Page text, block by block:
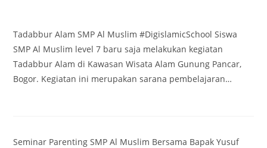
Tadabbur Alam SMP Al Muslim #DigislamicSchool Siswa
SMP Al Muslim level 7 baru saja melakukan kegiatan
Tadabbur Alam di Kawasan Wisata Alam Gunung Pancar,
Bogor. Kegiatan ini merupakan sarana pembelajaran…
Seminar Parenting SMP Al Muslim Bersama Bapak Yusuf